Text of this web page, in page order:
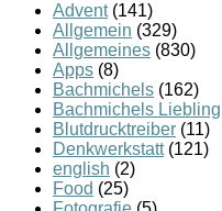
Advent(141)
Allgemein (329)
Allgemeines (830)
Apps (8)
Bachmichels (162)
Bachmichels Liebling
Blutdrucktreiber (11)
Denkwerkstatt(121)
english (2)
Food (25)